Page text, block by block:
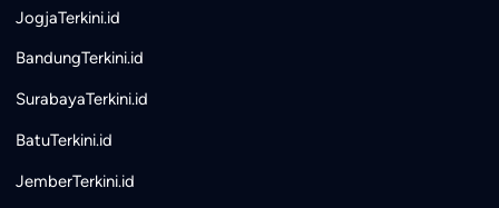
JogjaTerkini.id
BandungTerkini.id
SurabayaTerkini.id
BatuTerkini.id
JemberTerkini.id